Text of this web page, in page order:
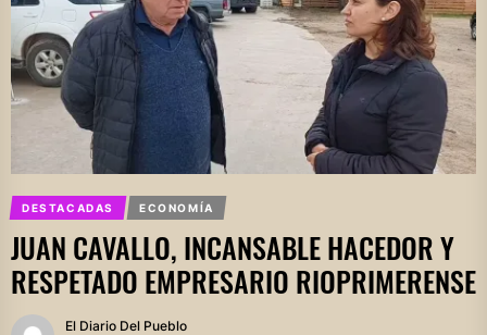
DESTACADAS ECONOMÍA
JUAN CAVALLO, INCANSABLE HACEDOR Y
RESPETADO EMPRESARIO RIOPRIMERENSE
El Diario Del Pueblo